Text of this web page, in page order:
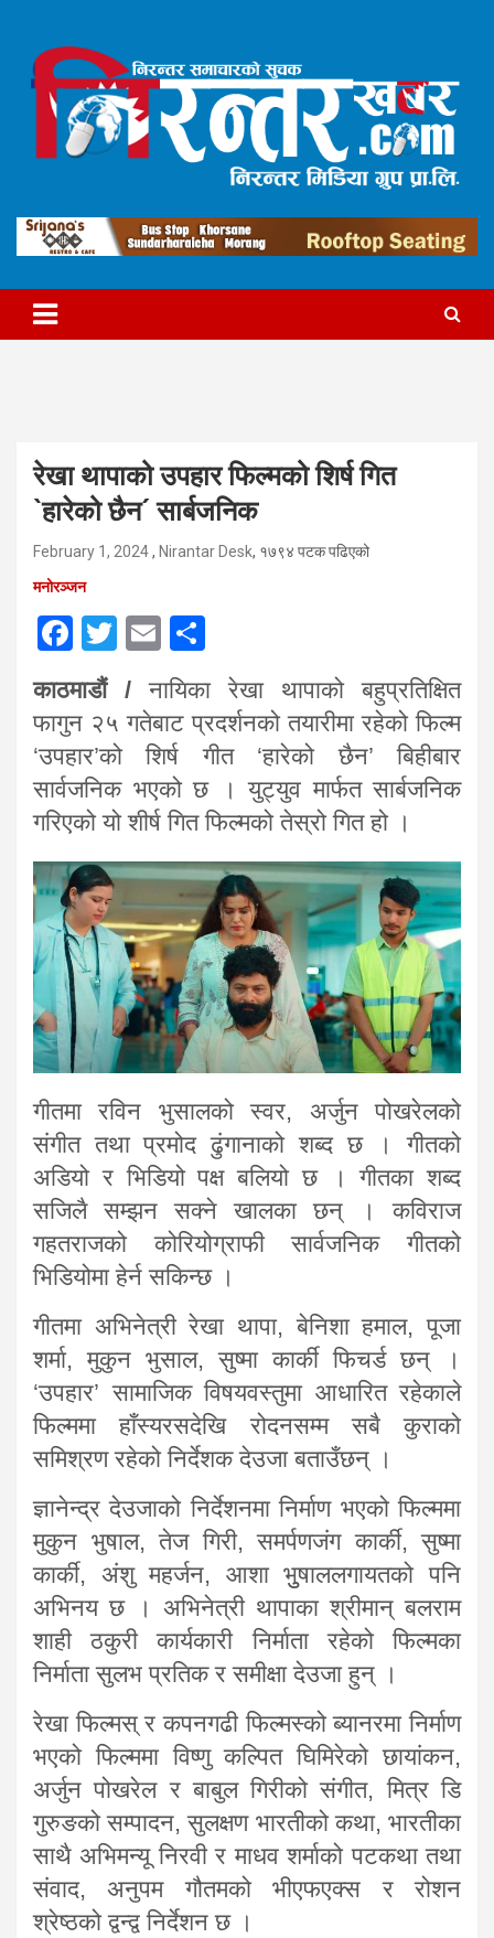
content
निरन्तरखबर
रेखा थापाको उपहार फिल्मको शिर्ष गित
`हारेको छैन´ सार्बजनिक
February 1, 2024, Nirantar Desk, १७९४ पटक पढिएको
मनोरञ्जन
F
ce
b
o
o
k
T
tt
er
E
m
ail ar
e
काठमाडौं / नायिका रेखा थापाको बहुप्रतिक्षित
फागुन २५ गतेबाट प्रदर्शनको तयारीमा रहेको फिल्म
‘उपहार’को शिर्ष गीत ‘हारेको छैन’ बिहीबार
सार्वजनिक भएको छ । युट्युव मार्फत सार्बजनिक
गरिएको यो शीर्ष गित फिल्मको तेस्रो गित हो ।
गीतमा रविन भुसालको स्वर, अर्जुन पोखरेलको
संगीत तथा प्रमोद ढुंगानाको शब्द छ । गीतको
अडियो र भिडियो पक्ष बलियो छ । गीतका शब्द
सजिलै सम्झन सक्ने खालका छन् । कविराज
गहतराजको कोरियोग्राफी सार्वजनिक गीतको
भिडियोमा हेर्न सकिन्छ ।
गीतमा अभिनेत्री रेखा थापा, बेनिशा हमाल, पूजा
शर्मा, मुकुन भुसाल, सुष्मा कार्की फिचर्ड छन् ।
‘उपहार’ सामाजिक विषयवस्तुमा आधारित रहेकाले
फिल्ममा हाँस्यरसदेखि रोदनसम्म सबै कुराको
समिश्रण रहेको निर्देशक देउजा बताउँछन् ।
ज्ञानेन्द्र देउजाको निर्देशनमा निर्माण भएको फिल्ममा
मुकुन भुषाल, तेज गिरी, समर्पणजंग कार्की, सुष्मा
कार्की, अंशु महर्जन, आशा भुुषाललगायतको पनि
अभिनय छ । अभिनेत्री थापाका श्रीमान् बलराम
शाही ठकुरी कार्यकारी निर्माता रहेको फिल्मका
निर्माता सुलभ प्रतिक र समीक्षा देउजा हुन् ।
रेखा फिल्मस् र कपनगढी फिल्मस्को ब्यानरमा निर्माण
भएको फिल्ममा विष्णु कल्पित घिमिरेको छायांकन,
अर्जुन पोखरेल र बाबुल गिरीको संगीत, मित्र डि
गुरुङको सम्पादन, सुलक्षण भारतीको कथा, भारतीका
साथै अभिमन्यू निरवी र माधव शर्माको पटकथा तथा
संवाद, अनुपम गौतमको भीएफएक्स र रोशन
श्रेष्ठको द्वन्द्व निर्देशन छ ।